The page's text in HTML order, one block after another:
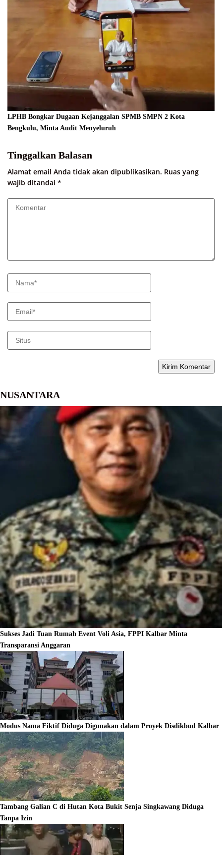
LPHB Bongkar Dugaan Kejanggalan SPMB SMPN 2 Kota
Bengkulu, Minta Audit Menyeluruh
Tinggalkan Balasan
Alamat email Anda tidak akan dipublikasikan. Ruas yang
wajib ditandai *
NUSANTARA
Sukses Jadi Tuan Rumah Event Voli Asia, FPPI Kalbar Minta
Transparansi Anggaran
Modus Nama Fiktif Diduga Digunakan dalam Proyek Disdikbud Kalbar
Tambang Galian C di Hutan Kota Bukit Senja Singkawang Diduga
Tanpa Izin